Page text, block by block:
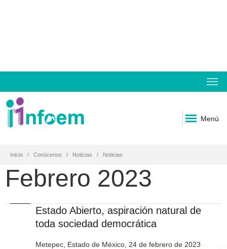
Menú
Inicio Conócenos Noticias Noticias
Febrero 2023
Estado Abierto, aspiración natural de
toda sociedad democrática
Metepec, Estado de México, 24 de febrero de 2023